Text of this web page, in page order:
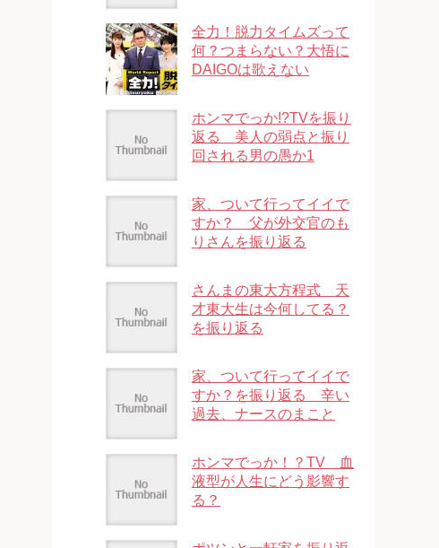
全力！脱力タイムズって
何？つまらない？大悟に
DAIGOは歌えない
ホンマでっか!?TVを振り
返る 美人の弱点と振り
回される男の愚か1
家、ついて行ってイイで
すか？ 父が外交官のも
りさんを振り返る
さんまの東大方程式 天
才東大生は今何してる？
を振り返る
家、ついて行ってイイで
すか？を振り返る 辛い
過去、ナースのまこと
ホンマでっか！？TV 血
液型が人生にどう影響す
る？